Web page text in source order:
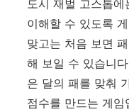
도시 재벌 고스톱에
이해할 수 있도록
맞고는 처음 보면
해 보일 수 있습니
은 달의 패를 맞춰
점수를 만드는 게임